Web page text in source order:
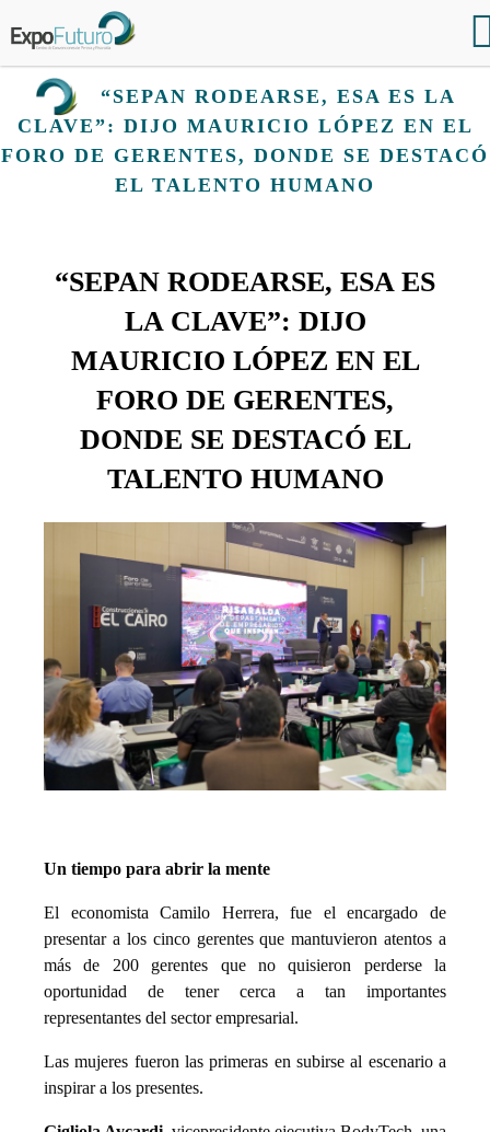
“SEPAN RODEARSE, ESA ES LA
CLAVE”: DIJO MAURICIO LÓPEZ EN EL
FORO DE GERENTES, DONDE SE DESTACÓ
EL TALENTO HUMANO
“SEPAN RODEARSE, ESA ES
LA CLAVE”: DIJO
MAURICIO LÓPEZ EN EL
FORO DE GERENTES,
DONDE SE DESTACÓ EL
TALENTO HUMANO
Un tiempo para abrir la mente
El economista Camilo Herrera, fue el encargado de
presentar a los cinco gerentes que mantuvieron atentos a
más de 200 gerentes que no quisieron perderse la
oportunidad de tener cerca a tan importantes
representantes del sector empresarial.
Las mujeres fueron las primeras en subirse al escenario a
inspirar a los presentes.